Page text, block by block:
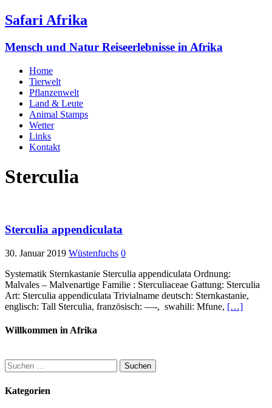
Safari Afrika
Mensch und Natur Reiseerlebnisse in Afrika
Home
Tierwelt
Pflanzenwelt
Land & Leute
Animal Stamps
Wetter
Links
Kontakt
Sterculia
Sterculia appendiculata
30. Januar 2019 Wüstenfuchs 0
Systematik Sternkastanie Sterculia appendiculata Ordnung:
Malvales – Malvenartige Familie : Sterculiaceae Gattung: Sterculia
Art: Sterculia appendiculata Trivialname deutsch: Sternkastanie,
englisch: Tall Sterculia, französisch: —-, swahili: Mfune, […]
Willkommen in Afrika
Suchen
nach:
Kategorien